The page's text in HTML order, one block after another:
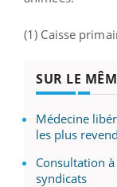
(1) Caisse
SUR LE
Médecine
les plus
Consultation
syndicats